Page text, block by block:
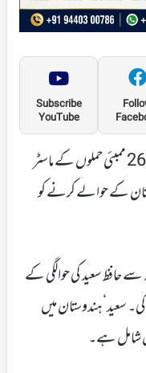
Subscribe
YouTube
نئی دہلی: ہندوستان نے پاکستان سے 26/11 ممبئی حملوں کے ماسٹر
کے حوالے کرنے کو
حافظ سعید کی حوالگی کے
سعید‘ ہندوستان میں
شامل ہے۔